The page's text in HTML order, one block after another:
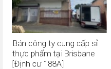
Bán công ty cung cấp sỉ
thực phẩm tại Brisbane
[Định cư 188A]